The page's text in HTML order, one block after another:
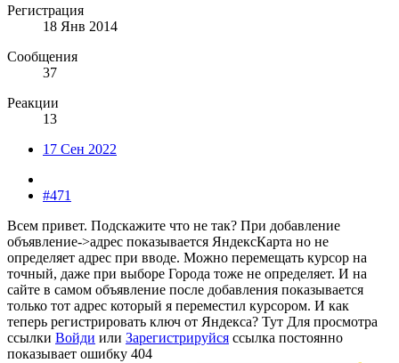
Регистрация
18 Янв 2014
Сообщения
37
Реакции
13
17 Сен 2022
#471
Всем привет. Подскажите что не так? При добавление
объявление->адрес показывается ЯндексКарта но не
определяет адрес при вводе. Можно перемещать курсор на
точный, даже при выборе Города тоже не определяет. И на
сайте в самом объявление после добавления показывается
только тот адрес который я переместил курсором. И как
теперь регистрировать ключ от Яндекса? Тут Для просмотра
ссылки Войди или Зарегистрируйся ссылка постоянно
показывает ошибку 404